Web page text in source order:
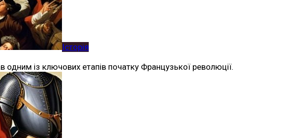
Історія
одним із ключових етапів початку Французької революції.